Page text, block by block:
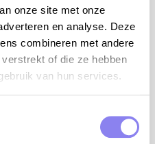
onze site met onze
en analyse. Deze
combineren met andere
of die ze hebben
van hun services.